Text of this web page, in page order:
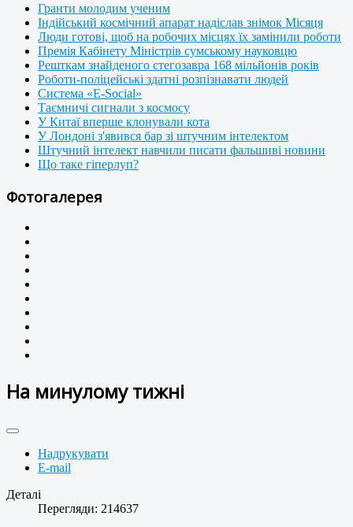
Гранти молодим ученим
Індійський космічний апарат надіслав знімок Місяця
Люди готові, щоб на робочих місцях їх замінили роботи
Премія Кабінету Міністрів сумському науковцю
Решткам знайденого стегозавра 168 мільйонів років
Роботи-поліцейські здатні розпізнавати людей
Система «E-Social»
Таємничі сигнали з космосу
У Китаї вперше клонували кота
У Лондоні з'явився бар зі штучним інтелектом
Штучний інтелект навчили писати фальшиві новини
Що таке гіперлуп?
Фотогалерея
На минулому тижні
Надрукувати
E-mail
Деталі
Перегляди: 214637